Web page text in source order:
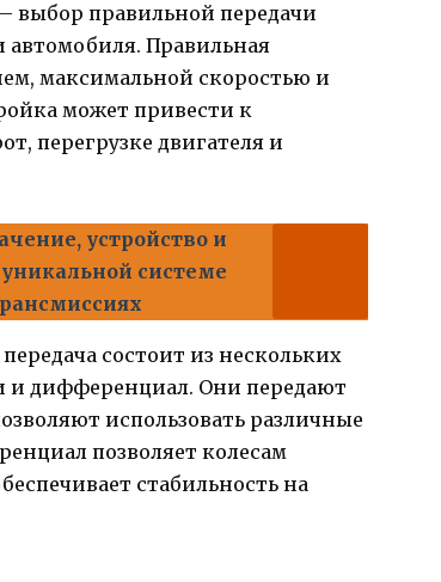
выбор правильной передачи
Правильная
максимальной скоростью и
может привести к
перегрузке двигателя и
устройство и
системе
состоит из нескольких
и дифференциал. Они передают
использовать различные
позволяет колесам
стабильность на